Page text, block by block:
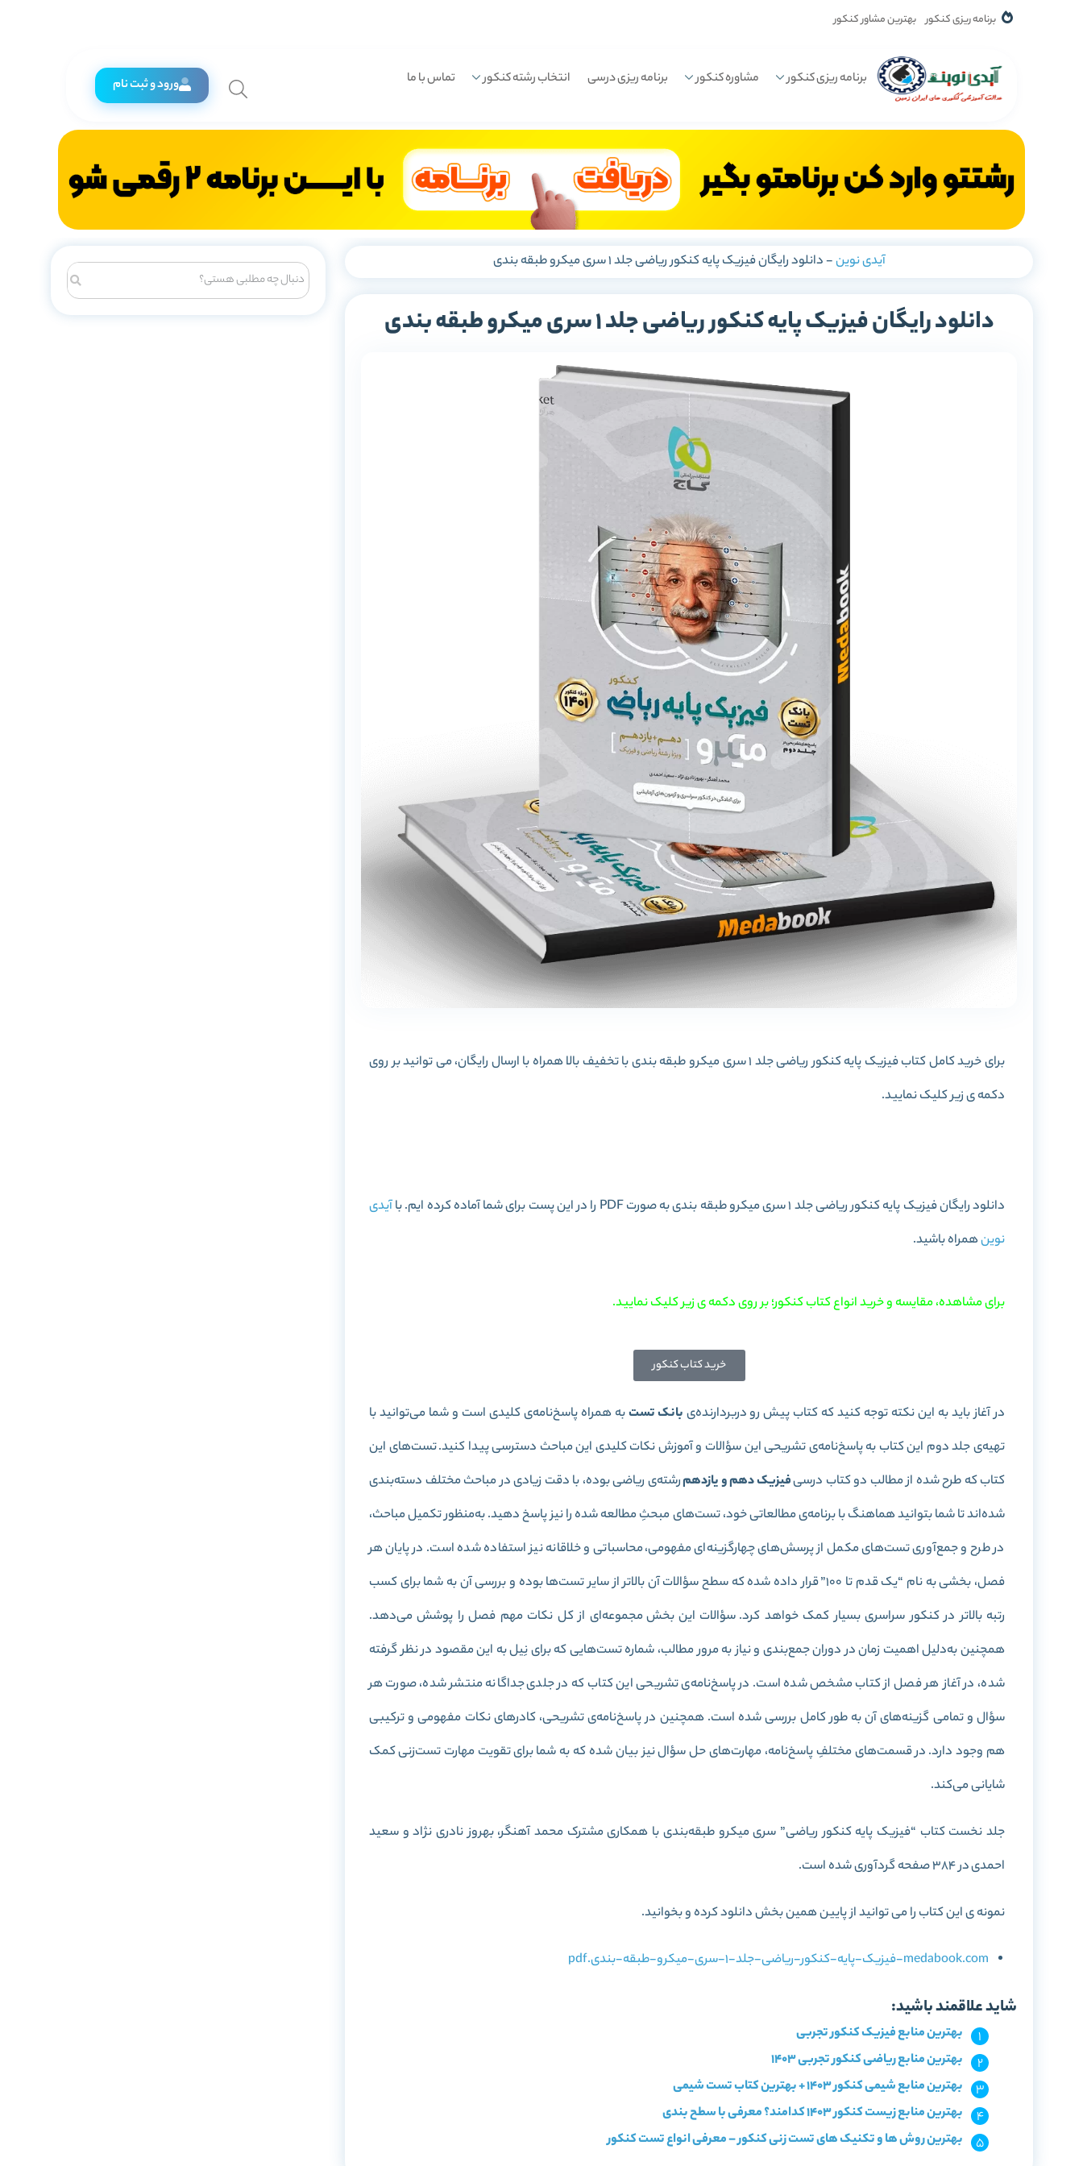
برنامه ریزی کنکور بهترین مشاور کنکور
برنامه ریزی کنکور مشاوره کنکور برنامه ریزی درسی انتخاب رشته کنکور تماس با ما ورود و ثبت نام
آیدی نوین-دانلود رایگان فیزیک پایه کنکور ریاضی جلد 1 سری میکرو طبقه بندی
دانلود رایگان فیزیک پایه کنکور ریاضی جلد 1 سری میکرو طبقه بندی
برای خرید کامل کتاب فیزیک پایه کنکور ریاضی جلد 1 سری میکرو طبقه بندی با تخفیف بالا همراه با ارسال رایگان، می توانید بر روی
دکمه ی زیر کلیک نمایید.
دانلود رایگان فیزیک پایه کنکور ریاضی جلد 1 سری میکرو طبقه بندی به صورت PDF را در این پست برای شما آماده کرده ایم. با
آیدی
نوینهمراه باشید.
برای مشاهده، مقایسه و خرید انواع کتاب کنکور؛ بر روی دکمه ی زیر کلیک نمایید.
خرید کتاب کنکور
در آغاز باید به این نکته توجه کنید که کتاب پیش رو دربردارنده‌ی بانک تستبه همراه پاسخ‌نامه‌ی کلیدی است و شما می‌توانید با
تهیه‌ی جلد دوم این کتاب به پاسخ‌نامه‌ی تشریحی این سؤالات و آموزش نکات کلیدی این مباحث دسترسی پیدا کنید. تست‌های این
کتاب که طرح شده از مطالب دو کتاب درسیفیزیک دهم و یازدهمرشته‌ی ریاضی بوده، با دقت زیادی در مباحث مختلف دسته‌بندی
شده‌اند تا شما بتوانید هماهنگ با برنامه‌ی مطالعاتی خود، تست‌های مبحثِ مطالعه شده را نیز پاسخ دهید. به‌منظور تکمیل مباحث،
در طرح و جمع‌آوری تست‌های مکمل از پرسش‌های چهارگزینه‌ای مفهومی، محاسباتی و خلاقانه نیز استفاده شده است. در پایان هر
فصل، بخشی به نام “یک قدم تا 100” قرار داده شده که سطح سؤالات آن بالاتر از سایر تست‌ها بوده و بررسی آن به شما برای کسب
رتبه بالاتر در کنکور سراسری بسیار کمک خواهد کرد. سؤالات این بخش مجموعه‌ای از کل نکات مهم فصل را پوشش می‌دهد.
همچنین به‌دلیل اهمیت زمان در دوران جمع‌بندی و نیاز به مرور مطالب، شماره تست‌هایی که برای نِیل به این مقصود در نظر گرفته
شده، در آغاز هر فصل از کتاب مشخص شده است. در پاسخ‌نامه‌ی تشریحی این کتاب که در جلدی جداگانه منتشر شده، صورت هر
سؤال و تمامی گزینه‌های آن به طور کامل بررسی شده‌ است. همچنین در پاسخ‌نامه‌ی تشریحی، کادرهای نکات مفهومی و ترکیبی
هم وجود دارد. در قسمت‌های مختلفِ پاسخ‌نامه، مهارت‌های حل سؤال نیز بیان شده که به شما برای تقویت مهارت تست‌زنی کمک
شایانی می‌کند.
جلد نخست کتاب “فیزیک پایه کنکور ریاضی” سری میکرو طبقه‌بندی با همکاری مشترک محمد آهنگر، بهروز نادری نژاد و سعید
احمدی در 384 صفحه گردآوری شده است.
نمونه ی این کتاب را می توانید از پایین همین بخش دانلود کرده و بخوانید.
medabook.com-فیزیک-پایه-کنکور-ریاضی-جلد-1-سری-میکرو-طبقه-بندی.pdf
شاید علاقمند باشید:
بهترین منابع فیزیک کنکور تجربی
بهترین منابع ریاضی کنکور تجربی 1403
بهترین منابع شیمی کنکور 1403 + بهترین کتاب تست شیمی
بهترین منابع زیست کنکور 1403 کدامند؟ معرفی با سطح بندی
بهترین روش ها و تکنیک های تست زنی کنکور – معرفی انواع تست کنکور